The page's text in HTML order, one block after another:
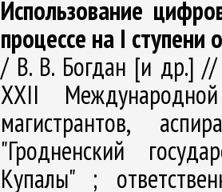
Использование
процессе на I ступени
/ В. В. Богдан [и др.] //
XХII
магистрантов,
"Гродненский
Купалы" ;